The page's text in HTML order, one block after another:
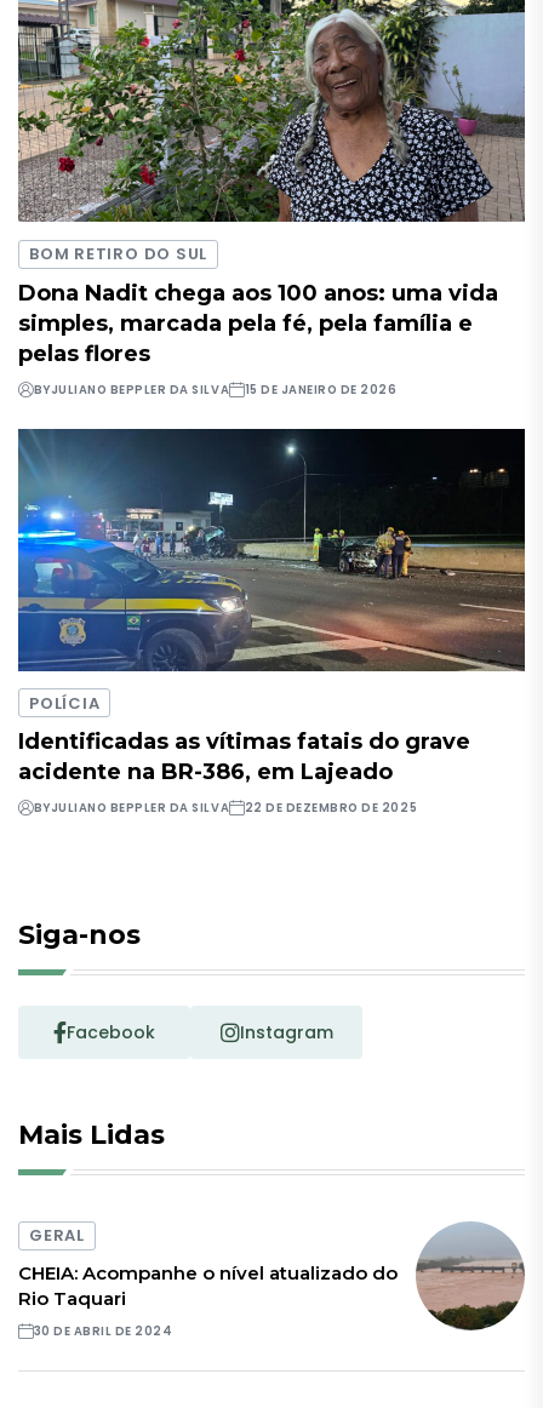
BOM RETIRO DO SUL
Dona Nadit chega aos 100 anos: uma vida
simples, marcada pela fé, pela família e
pelas flores
BYJULIANO BEPPLER DA SILVA 15 DE JANEIRO DE 2026
POLÍCIA
Identificadas as vítimas fatais do grave
acidente na BR-386, em Lajeado
BYJULIANO BEPPLER DA SILVA 22 DE DEZEMBRO DE 2025
Siga-nos
Facebook Instagram
Mais Lidas
GERAL
CHEIA: Acompanhe o nível atualizado do
Rio Taquari
30 DE ABRIL DE 2024